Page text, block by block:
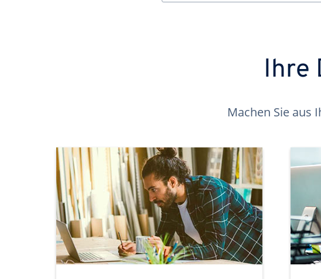
Ihre
Machen Sie aus